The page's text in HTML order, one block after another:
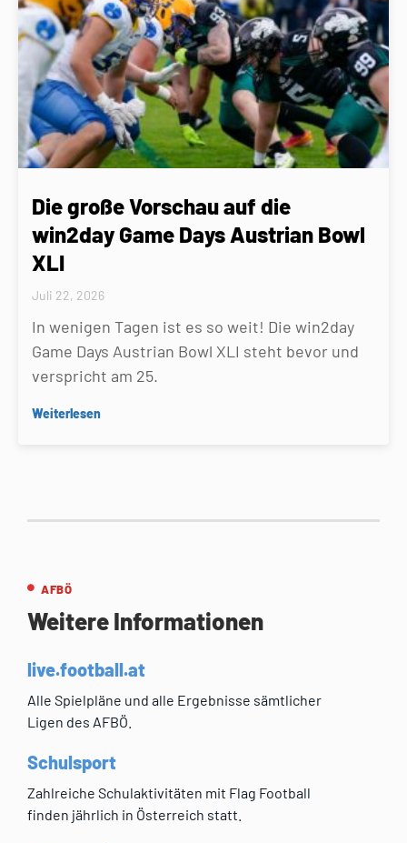
Die große Vorschau auf die
win2day Game Days Austrian Bowl
XLI
Juli 22, 2026
In wenigen Tagen ist es so weit! Die win2day
Game Days Austrian Bowl XLI steht bevor und
verspricht am 25.
Weiterlesen
AFBÖ
Weitere Informationen
live.football.at
Alle Spielpläne und alle Ergebnisse sämtlicher
Ligen des AFBÖ.
Schulsport
Zahlreiche Schulaktivitäten mit Flag Football
finden jährlich in Österreich statt.